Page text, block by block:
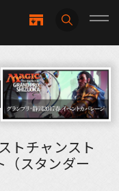
トチャンスト
（スタンダー